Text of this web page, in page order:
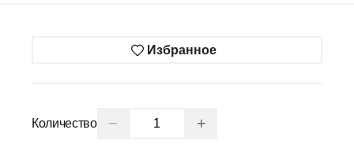
Избранное
Количество − +